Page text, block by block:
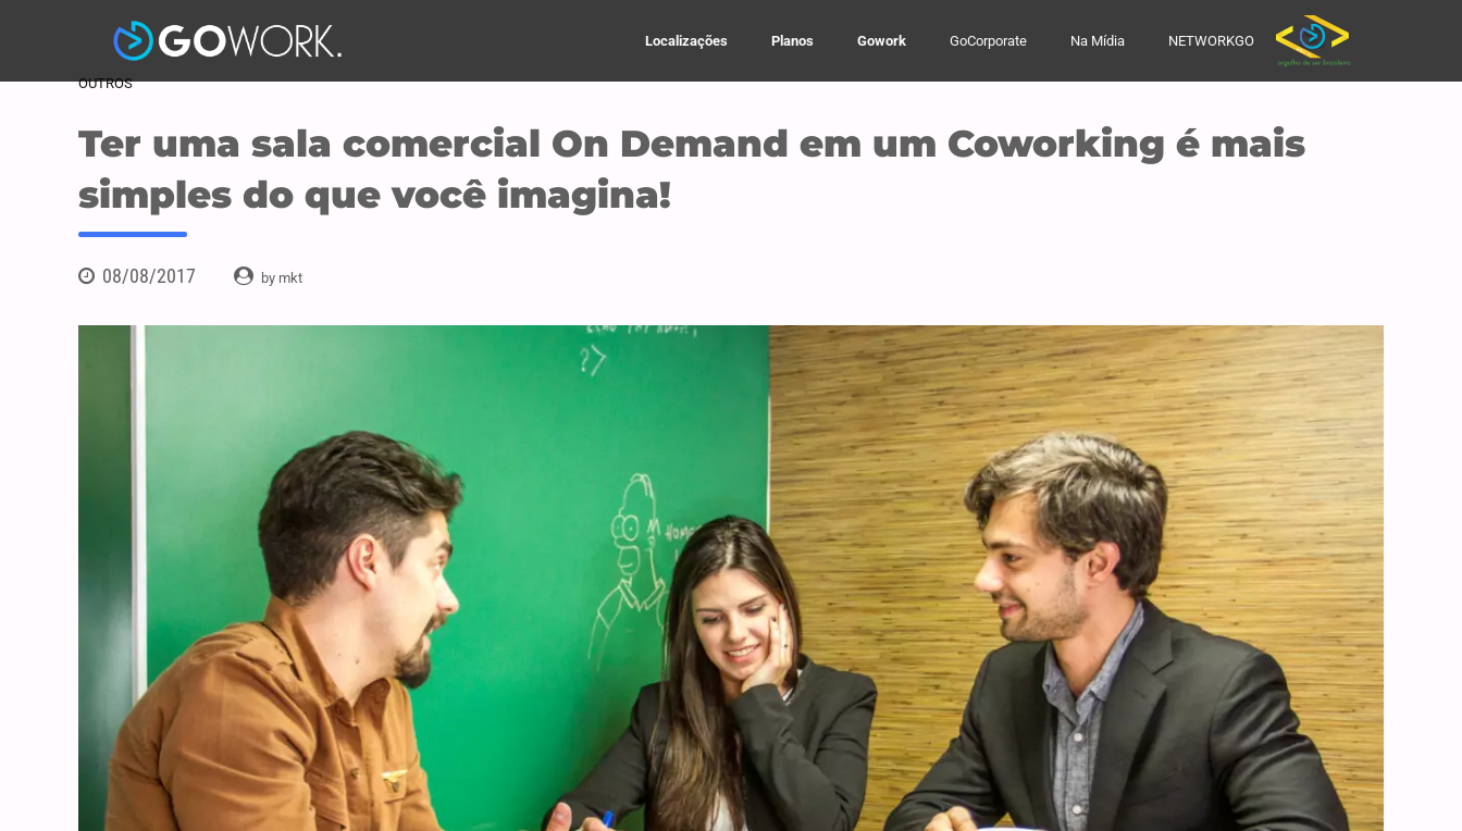
Localizações Planos Gowork GoCorporate Na Mídia NETWORKGO
OUTROS
Ter uma sala comercial On Demand em um Coworking é mais
simples do que você imagina!
08/08/2017 by mkt